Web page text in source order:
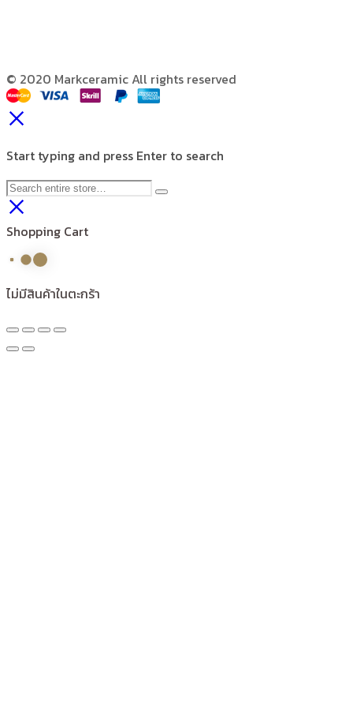
© 2020 Markceramic All rights reserved
Start typing and press Enter to search
Shopping Cart
ไม่มีสินค้าในตะกร้า